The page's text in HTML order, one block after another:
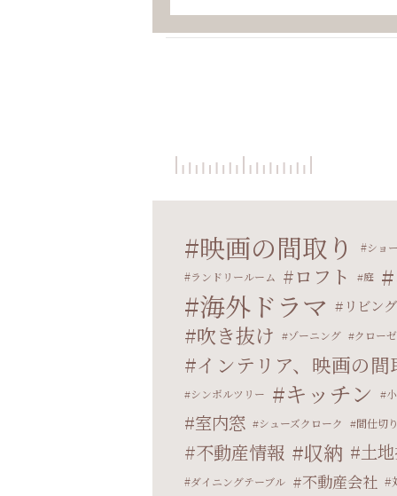
映画の間取り ショ
ランドリールーム
ロフト 庭
海外ドラマ リビン
吹き抜け ゾーニング クロー
インテリア、映画の
シンボルツリー キッチン
室内窓 シューズクローク 間仕切
不動産情報 収納 土
ダイニングテーブル
不動産会社